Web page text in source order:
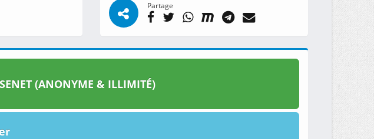
Partage
(ANONYME & ILLIMITÉ)